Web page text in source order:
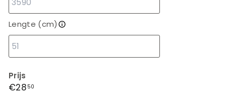
Lengte (cm)
Prijs
Normale
€28 50